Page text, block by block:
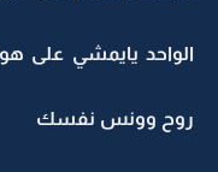
الواحد يايمشي على
روح وونس نفسك